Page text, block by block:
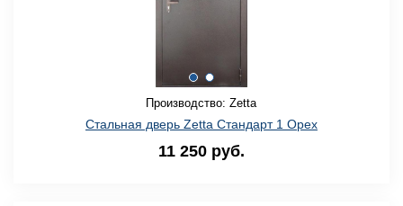
Производство: Zetta
Стальная дверь Zetta Стандарт 1 Орех
11 250 руб.